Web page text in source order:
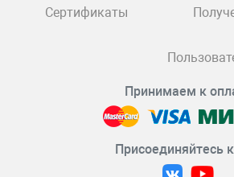
Сертификаты
Принимаем к
Присоединяйтесь